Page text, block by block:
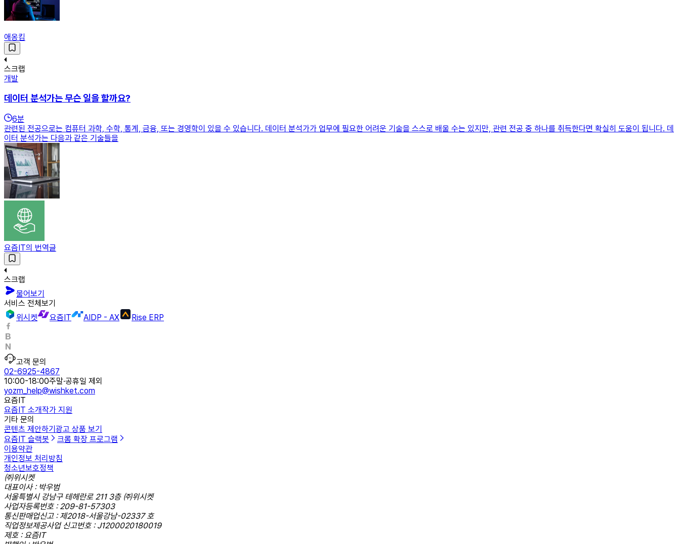
애옹킴
스크랩
개발
데이터 분석가는 무슨 일을 할까요?
6분
관련된 전공으로는 컴퓨터 과학, 수학, 통계, 금융, 또는 경영학이 있을 수 있습니다. 데이터 분석가가 업무에 필요한 어려운 기술을 스스로 배울 수는 있지만, 관련 전공 중 하나를 취득한다면 확실히 도움이 됩니다. 데
이터 분석가는 다음과 같은 기술들을
요즘IT의 번역글
스크랩
물어보기
서비스 전체보기
위시켓
요즘IT AIDP - AX Rise ERP
고객 문의
02-6925-4867
10:00-18:00주말·공휴일 제외
yozm_help@wishket.com
요즘IT
요즘IT 소개작가 지원
기타 문의
콘텐츠 제안하기 광고 상품 보기
요즘IT 슬랙봇
크롬 확장 프로그램
이용약관
개인정보 처리방침
청소년보호정책
㈜위시켓
대표이사 : 박우범
서울특별시 강남구 테헤란로 211 3층 ㈜위시켓
사업자등록번호 : 209-81-57303
통신판매업신고 : 제2018-서울강남-02337 호
직업정보제공사업 신고번호 : J1200020180019
제호 : 요즘IT